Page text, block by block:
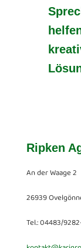
Ripken
An der Waage 2
26939
Tel.: 04483/